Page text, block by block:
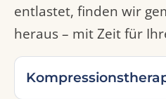
entlastet, finden wir
heraus – mit Zeit für